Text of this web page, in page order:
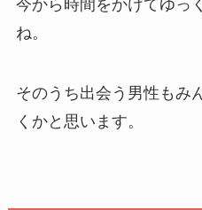
今から時間をかけてゆっ
ね。
そのうち出会う男性もみ
くかと思います。